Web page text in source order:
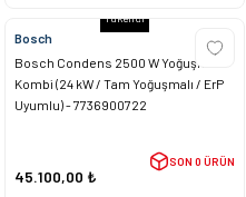
Tükendi
Bosch
Bosch Condens 2500 W Yoğuşmalı
Kombi (24 kW / Tam Yoğuşmalı / ErP
Uyumlu) - 7736900722
45.100,00 ₺
SON 0 ÜRÜN